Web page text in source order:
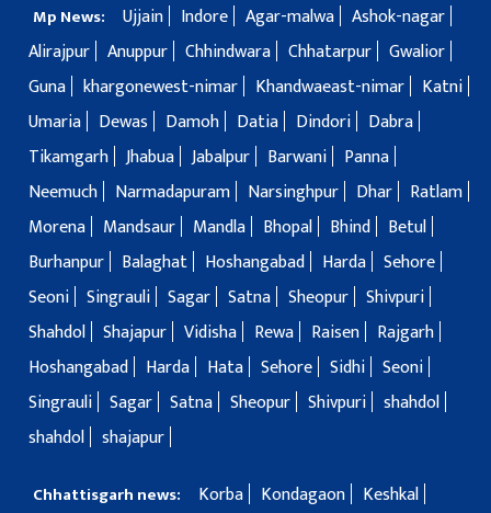
Mp News: Ujjain Indore Agar-malwa Ashok-nagar
Alirajpur Anuppur Chhindwara Chhatarpur Gwalior
Guna khargonewest-nimar Khandwaeast-nimar
Katni
Umaria
Dewas Damoh Datia Dindori
Dabra
Tikamgarh Jhabua Jabalpur Barwani
Panna
Neemuch
Narmadapuram Narsinghpur Dhar
Ratlam
Morena
Mandsaur Mandla Bhopal Bhind
Betul
Burhanpur
Balaghat Hoshangabad Harda Sehore
Seoni Singrauli Sagar Satna Sheopur Shivpuri
Shahdol Shajapur Vidisha Rewa Raisen
Rajgarh
Hoshangabad
Harda Hata Sehore Sidhi Seoni
Singrauli Sagar Satna Sheopur Shivpuri shahdol
shahdol shajapur
Chhattisgarh news: Korba Kondagaon
Keshkal